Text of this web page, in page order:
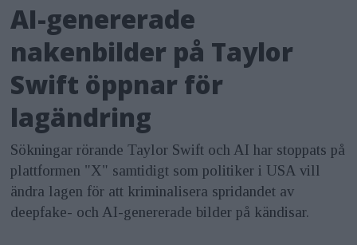
AI-genererade
nakenbilder på Taylor
Swift öppnar för
lagändring
Sökningar rörande Taylor Swift och AI har stoppats på
plattformen "X" samtidigt som politiker i USA vill
ändra lagen för att kriminalisera spridandet av
deepfake- och AI-genererade bilder på kändisar.